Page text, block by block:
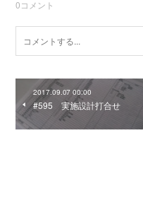
0コメント
2017.09.07 00:00
#595 実施設計打合せ